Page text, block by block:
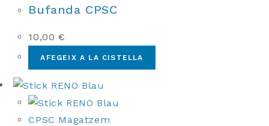
Bufanda CPSC
10,00€
AFEGEIX A LA CISTELLA
CPSC Magatzem